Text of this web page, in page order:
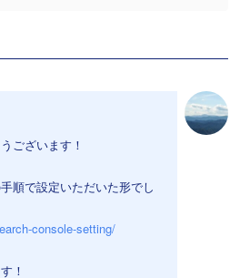
ございます！
順で設定いただいた形でし
console-setting/
！